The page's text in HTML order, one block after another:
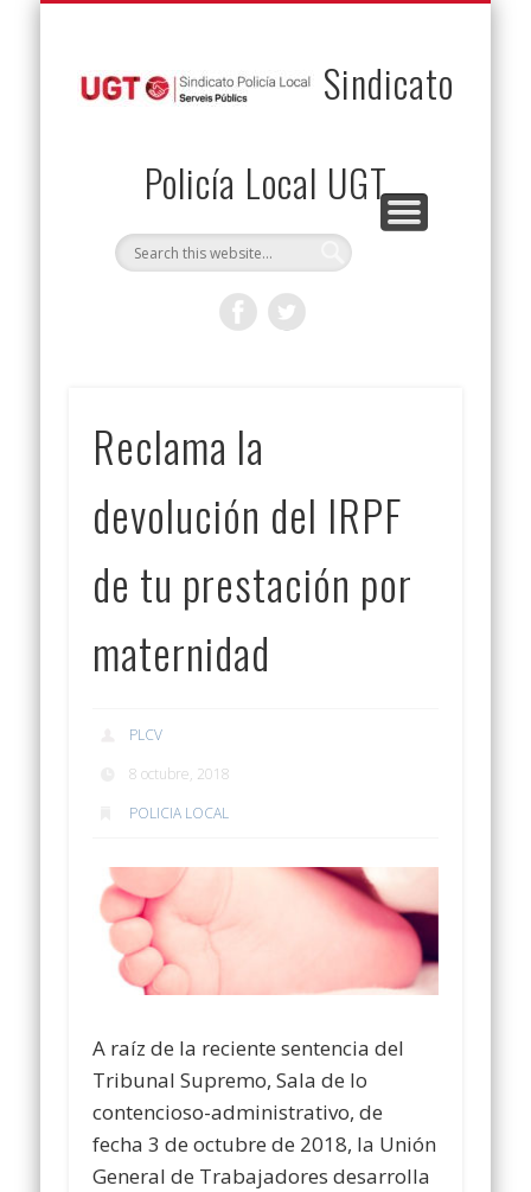
Sindicato
Policía Local UGT
Reclama la
devolución del IRPF
de tu prestación por
maternidad
PLCV
8 octubre, 2018
POLICIA LOCAL
A raíz de la reciente sentencia del
Tribunal Supremo, Sala de lo
contencioso-administrativo, de
fecha 3 de octubre de 2018, la Unión
General de Trabajadores desarrolla